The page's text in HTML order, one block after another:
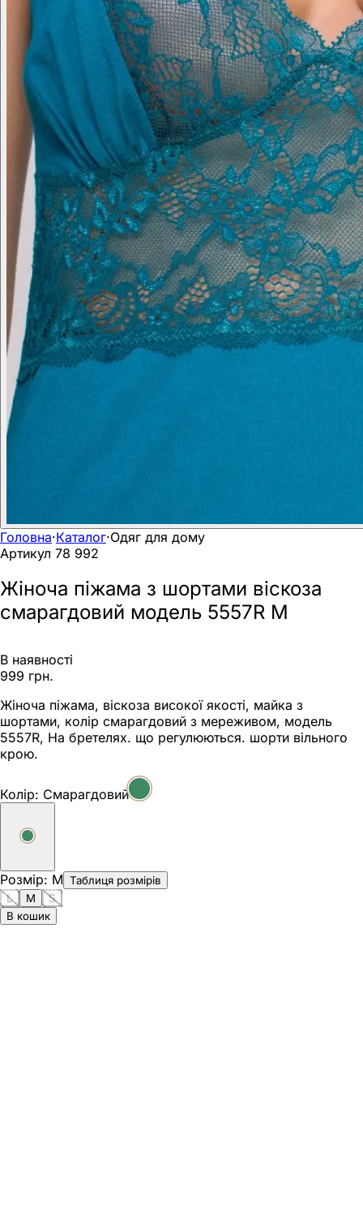
Головна·Каталог·Одяг для дому
Артикул 78 992
Жіноча піжама з шортами віскоза
смарагдовий модель 5557R M
В наявності
999 грн.
Жіноча піжама, віскоза високої якості, майка з
шортами, колір смарагдовий з мереживом, модель
5557R, На бретелях. що регулюються. шорти вільного
крою.
Колір: Смарагдовий
Розмір: M Таблиця розмірів
L
M
S
В кошик